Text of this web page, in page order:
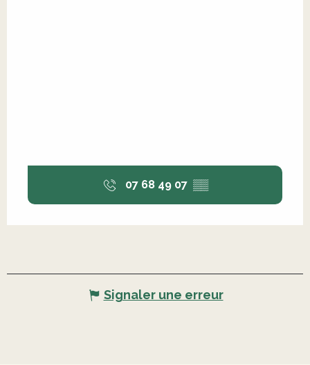
07 68 49 07 ▒▒
Signaler une erreur